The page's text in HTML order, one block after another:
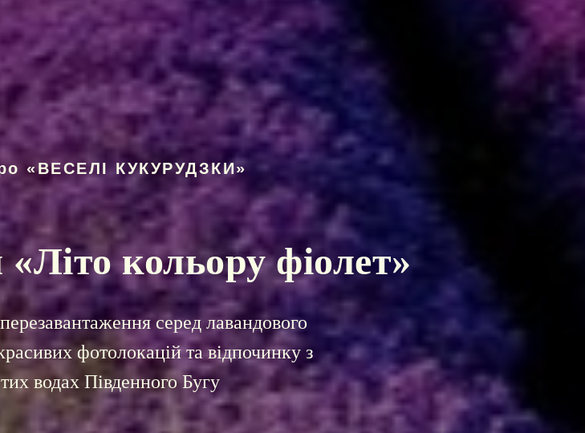
«ВЕСЕЛІ КУКУРУДЗКИ»
«Літо кольору фіолет»
серед лавандового
фотолокацій та відпочинку з
водах Південного Бугу